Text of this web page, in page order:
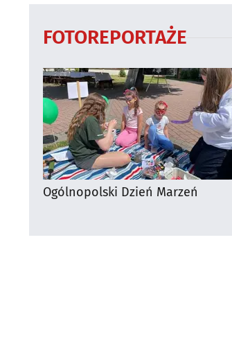
FOTOREPORTAŻE
Ogólnopolski Dzień Marzeń